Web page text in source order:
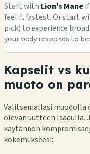
Start with Lion's Mane
feel it fastest. Or start
pick) to experience
your body responds to
Kapselit vs
muoto on
Valitsemallasi muodolla
olevan uutteen laadulla.
käytännön
kokemukseesi: